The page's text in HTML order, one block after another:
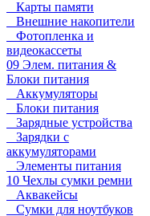
Карты памяти
Внешние накопители
Фотопленка и
видеокассеты
09 Элем. питания &
Блоки питания
Аккумуляторы
Блоки питания
Зарядные устройства
Зарядки с
аккумуляторами
Элементы питания
10 Чехлы сумки ремни
Аквакейсы
Сумки для ноутбуков